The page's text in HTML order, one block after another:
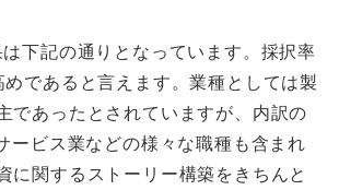
下記の通りとなっています。採択率
であると言えます。業種としては製
であったとされていますが、内訳の
ービス業などの様々な職種も含まれ
に関するストーリー構築をきちんと